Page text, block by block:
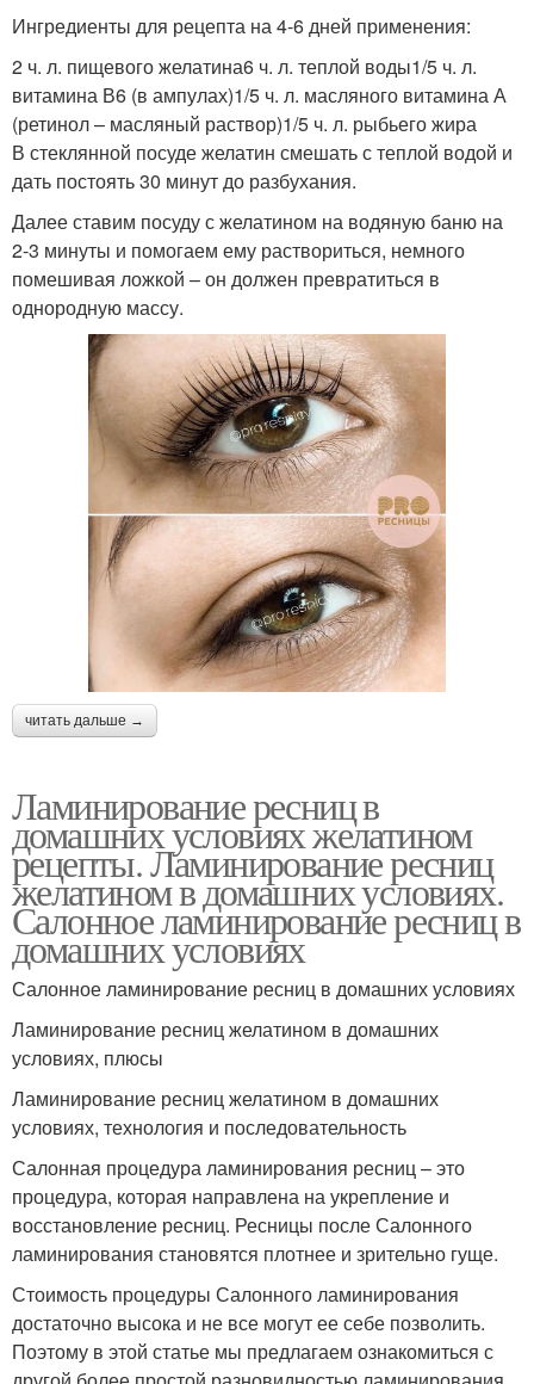
Ингредиенты для рецепта на 4-6 дней применения:
2 ч. л. пищевого желатина6 ч. л. теплой воды1/5 ч. л.
витамина В6 (в ампулах)1/5 ч. л. масляного витамина А
(ретинол – масляный раствор)1/5 ч. л. рыбьего жира
В стеклянной посуде желатин смешать с теплой водой и
дать постоять 30 минут до разбухания.
Далее ставим посуду с желатином на водяную баню на
2-3 минуты и помогаем ему раствориться, немного
помешивая ложкой – он должен превратиться в
однородную массу.
читать дальше →
Ламинирование ресниц в
домашних условиях желатином
рецепты. Ламинирование ресниц
желатином в домашних условиях.
Салонное ламинирование ресниц в
домашних условиях
Салонное ламинирование ресниц в домашних условиях
Ламинирование ресниц желатином в домашних
условиях, плюсы
Ламинирование ресниц желатином в домашних
условиях, технология и последовательность
Салонная процедура ламинирования ресниц – это
процедура, которая направлена на укрепление и
восстановление ресниц. Ресницы после Салонного
ламинирования становятся плотнее и зрительно гуще.
Стоимость процедуры Салонного ламинирования
достаточно высока и не все могут ее себе позволить.
Поэтому в этой статье мы предлагаем ознакомиться с